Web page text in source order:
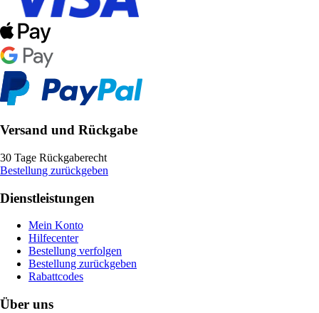
Versand und Rückgabe
30 Tage Rückgaberecht
Bestellung zurückgeben
Dienstleistungen
Mein Konto
Hilfecenter
Bestellung verfolgen
Bestellung zurückgeben
Rabattcodes
Über uns